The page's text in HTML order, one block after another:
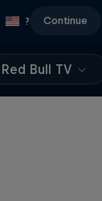
? Continue
Red Bull TV